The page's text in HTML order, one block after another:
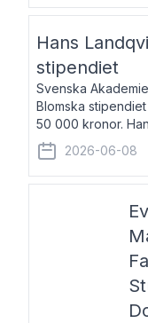
Hans
stipendiet
Svenska
Blomska
50 000 kronor.
professor i
disputerade år
2026-06-08